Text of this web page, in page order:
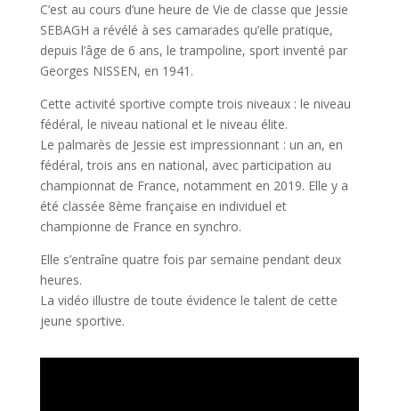
C’est au cours d’une heure de Vie de classe que Jessie
SEBAGH a révélé à ses camarades qu’elle pratique,
depuis l’âge de 6 ans, le trampoline, sport inventé par
Georges NISSEN, en 1941.
Cette activité sportive compte trois niveaux : le niveau
fédéral, le niveau national et le niveau élite.
Le palmarès de Jessie est impressionnant : un an, en
fédéral, trois ans en national, avec participation au
championnat de France, notamment en 2019. Elle y a
été classée 8ème française en individuel et
championne de France en synchro.
Elle s’entraîne quatre fois par semaine pendant deux
heures.
La vidéo illustre de toute évidence le talent de cette
jeune sportive.